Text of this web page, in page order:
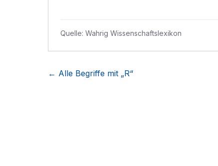
Quelle: Wahrig Wissenschaftslexikon
← Alle Begriffe mit „R“